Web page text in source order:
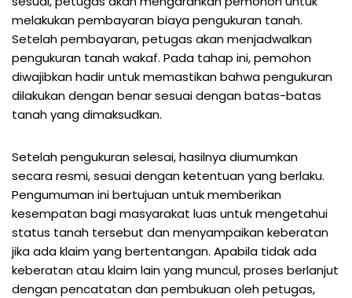
melakukan pembayaran biaya pengukuran tanah.
Setelah pembayaran, petugas akan menjadwalkan
pengukuran tanah wakaf. Pada tahap ini, pemohon
diwajibkan hadir untuk memastikan bahwa pengukuran
dilakukan dengan benar sesuai dengan batas-batas
tanah yang dimaksudkan.
Setelah pengukuran selesai, hasilnya diumumkan
secara resmi, sesuai dengan ketentuan yang berlaku.
Pengumuman ini bertujuan untuk memberikan
kesempatan bagi masyarakat luas untuk mengetahui
status tanah tersebut dan menyampaikan keberatan
jika ada klaim yang bertentangan. Apabila tidak ada
keberatan atau klaim lain yang muncul, proses berlanjut
dengan pencatatan dan pembukuan oleh petugas,